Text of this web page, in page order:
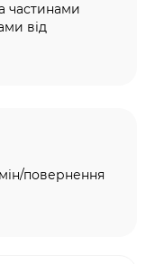
частинами
від
повернення